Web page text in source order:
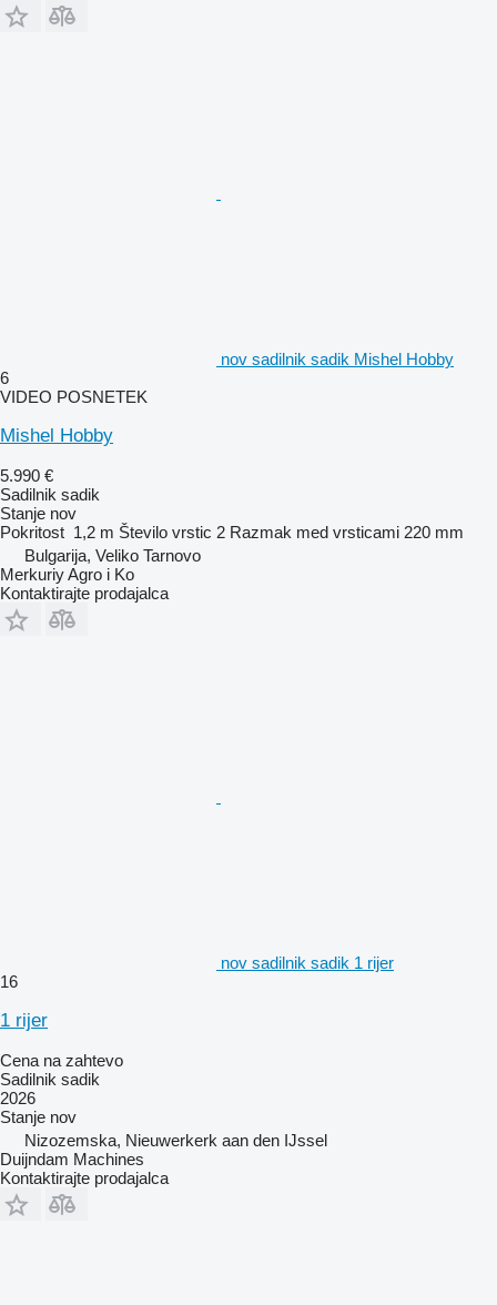
nov sadilnik sadik Mishel Hobby
6
VIDEO POSNETEK
Mishel Hobby
5.990 €
Sadilnik sadik
Stanje nov
Pokritost 1,2 m Število vrstic 2 Razmak med vrsticami 220 mm
Bulgarija, Veliko Tarnovo
Merkuriy Agro i Ko
Kontaktirajte prodajalca
nov sadilnik sadik 1 rijer
16
1 rijer
Cena na zahtevo
Sadilnik sadik
2026
Stanje nov
Nizozemska, Nieuwerkerk aan den IJssel
Duijndam Machines
Kontaktirajte prodajalca